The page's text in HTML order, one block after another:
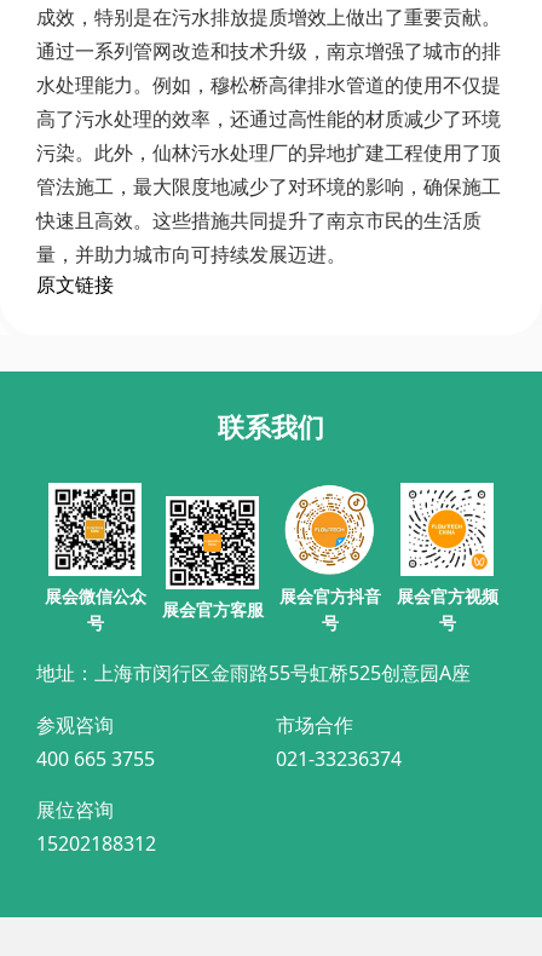
成效，特别是在污水排放提质增效上做出了重要贡献。
通过一系列管网改造和技术升级，南京增强了城市的排
水处理能力。例如，穆松桥高律排水管道的使用不仅提
高了污水处理的效率，还通过高性能的材质减少了环境
污染。此外，仙林污水处理厂的异地扩建工程使用了顶
管法施工，最大限度地减少了对环境的影响，确保施工
快速且高效。这些措施共同提升了南京市民的生活质
量，并助力城市向可持续发展迈进。
原文链接
联系我们
展会微信公众
号
展会官方客服
展会官方抖音
号
展会官方视频
号
地址：上海市闵行区金雨路55号虹桥525创意园A座
参观咨询
400 665 3755
市场合作
021-33236374
展位咨询
15202188312